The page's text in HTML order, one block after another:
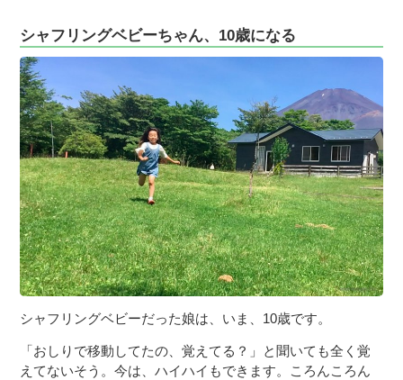
シャフリングベビーちゃん、10歳になる
シャフリングベビーだった娘は、いま、10歳です。
「おしりで移動してたの、覚えてる？」と聞いても全く覚
えてないそう。今は、ハイハイもできます。ころんころん